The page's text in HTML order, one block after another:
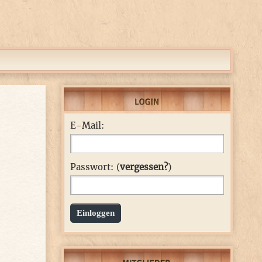
E-Mail:
Passwort: (vergessen?)
Einloggen